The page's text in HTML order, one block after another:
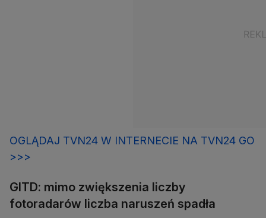
OGLĄDAJ TVN24 W INTERNECIE NA TVN24 GO
>>>
GITD: mimo zwiększenia liczby
fotoradarów liczba naruszeń spadła